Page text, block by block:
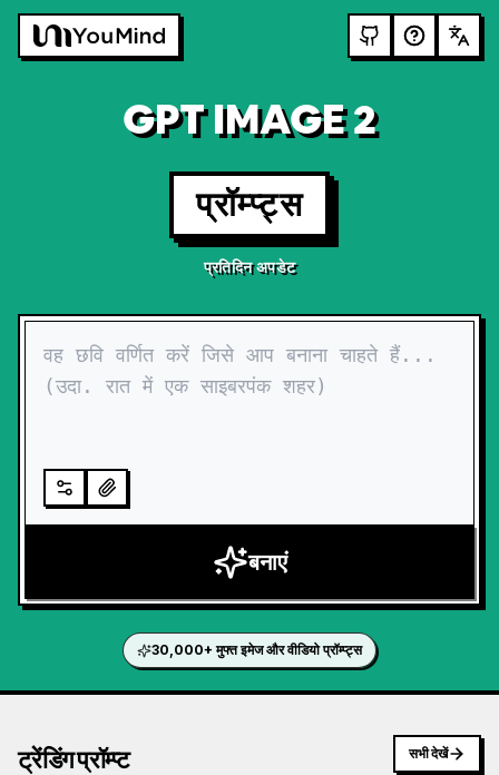
GPT IMAGE 2
प्रॉम्प्ट्स
प्रतिदिन अपडेट
बनाएं
30,000+ मुफ्त इमेज और वीडियो प्रॉम्प्ट्स
ट्रेंडिंग प्रॉम्प्ट सभी देखें